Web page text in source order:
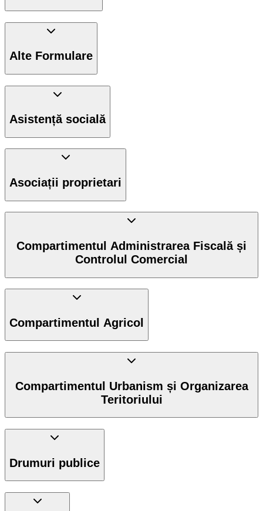
Alte Formulare
Asistență socială
Asociații proprietari
Compartimentul Administrarea Fiscală și
Controlul Comercial
Compartimentul Agricol
Compartimentul Urbanism și Organizarea
Teritoriului
Drumuri publice